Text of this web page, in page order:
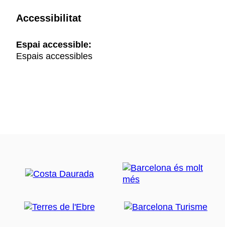
Accessibilitat
Espai accessible:
Espais accessibles